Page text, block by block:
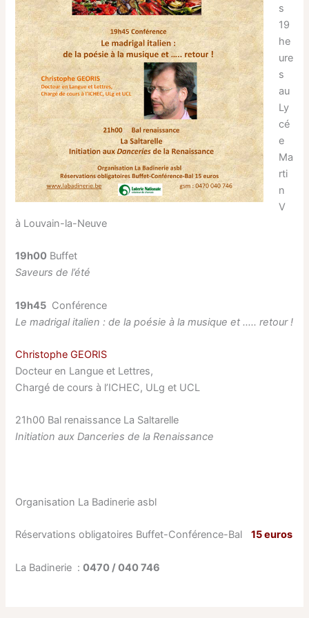
s
19
he
ure
s
au
Ly
cé
e
Ma
rti
n
V
à Louvain-la-Neuve
19h00 Buffet
Saveurs de l’été
19h45 Conférence
Le madrigal italien : de la poésie à la musique et ….. retour !
Christophe GEORIS
Docteur en Langue et Lettres,
Chargé de cours à l’ICHEC, ULg et UCL
21h00 Bal renaissance La Saltarelle
Initiation aux Danceries de la Renaissance
Organisation La Badinerie asbl
Réservations obligatoires Buffet-Conférence-Bal 15 euros
La Badinerie :0470 / 040 746